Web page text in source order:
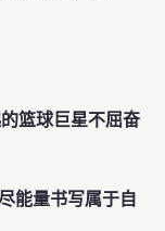
篮球巨星不屈奋
能量书写属于自